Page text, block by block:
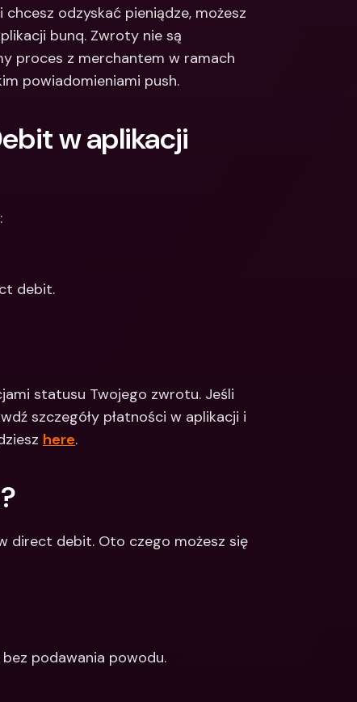
konta
& Zagraniczne
Integrations
Międzynarodowe konta
bankowe & Zagraniczne
waluty
odzyskać pieniądze, możesz
bunq. Zwroty nie są
proces z merchantem w ramach
powiadomieniami push.
w aplikacji
debit.
statusu Twojego zwrotu. Jeśli
szczegóły płatności w aplikacji i
here.
direct debit. Oto czego możesz się
podawania powodu.